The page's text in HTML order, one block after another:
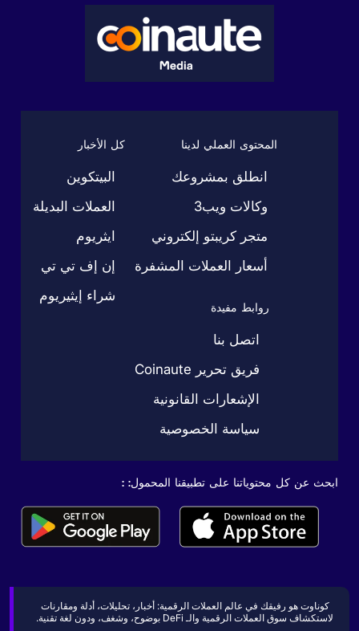
كل الأخبار
البيتكوين
العملات البديلة
ايثريوم
إن إف تي تي
شراء إيثيريوم
المحتوى العملي لدينا
انطلق بمشروعك
وكالات ويب3
متجر كريبتو إلكتروني
أسعار العملات المشفرة
روابط مفيدة
اتصل بنا
فريق تحرير Coinaute
الإشعارات القانونية
سياسة الخصوصية
ابحث عن كل محتوياتنا على تطبيقنا المحمول: :
كوناوت هو رفيقك في عالم العملات الرقمية: أخبار، تحليلات، أدلة ومقارنات
لاستكشاف سوق العملات الرقمية والـ DeFi بوضوح، وشغف، ودون لغة تقنية.